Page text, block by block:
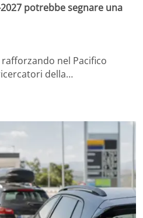
potrebbe segnare una
nel Pacifico
della…